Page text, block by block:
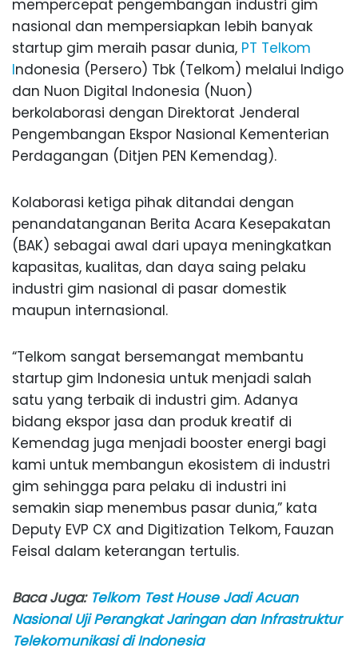
mempercepat pengembangan industri gim
nasional dan mempersiapkan lebih banyak
startup gim meraih pasar dunia, PT Telkom
Indonesia (Persero) Tbk (Telkom) melalui Indigo
dan Nuon Digital Indonesia (Nuon)
berkolaborasi dengan Direktorat Jenderal
Pengembangan Ekspor Nasional Kementerian
Perdagangan (Ditjen PEN Kemendag).
Kolaborasi ketiga pihak ditandai dengan
penandatanganan Berita Acara Kesepakatan
(BAK) sebagai awal dari upaya meningkatkan
kapasitas, kualitas, dan daya saing pelaku
industri gim nasional di pasar domestik
maupun internasional.
“Telkom sangat bersemangat membantu
startup gim Indonesia untuk menjadi salah
satu yang terbaik di industri gim. Adanya
bidang ekspor jasa dan produk kreatif di
Kemendag juga menjadi booster energi bagi
kami untuk membangun ekosistem di industri
gim sehingga para pelaku di industri ini
semakin siap menembus pasar dunia,” kata
Deputy EVP CX and Digitization Telkom, Fauzan
Feisal dalam keterangan tertulis.
Baca Juga: Telkom Test House Jadi Acuan
Nasional Uji Perangkat Jaringan dan Infrastruktur
Telekomunikasi di Indonesia